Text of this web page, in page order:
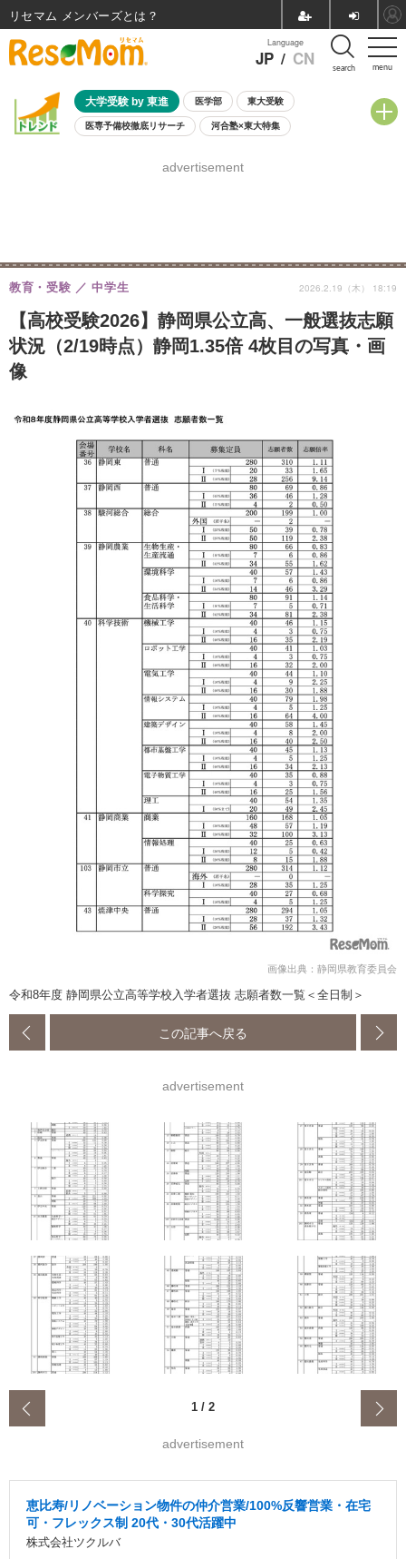
menu
Language
JP / CN search
大学受験 by 東進 医学部 東大受験
医専予備校徹底リサーチ 河合塾×東大特集
8月開催学校説明会・相談会
advertisement
【高校受験2026】静岡県公立高、一般選抜志願
状況（2/19時点）静岡1.35倍 4枚目の写真・画
像
教育・受験 中学生 2026.2.19（木） 18:19
画像出典：静岡県教育委員会
令和8年度 静岡県公立高等学校入学者選抜 志願者数一覧＜全日制＞
この記事へ戻る
advertisement
1 / 2
advertisement
恵比寿/リノベーション物件の仲介営業/100%反響営業・在宅
可・フレックス制 20代・30代活躍中
株式会社ツクルバ
リセマム メンバーズ